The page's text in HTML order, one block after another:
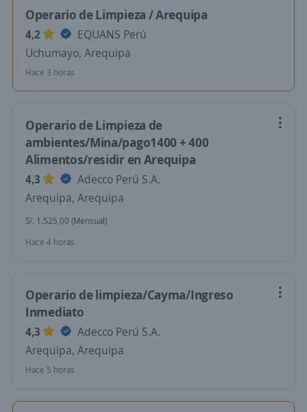
Operario de Limpieza / Arequipa
4,2
EQUANS Perú
Uchumayo, Arequipa
Hace 3 horas
Operario de Limpieza de
ambientes/Mina/pago1400 + 400
Alimentos/residir en Arequipa
4,3
Adecco Perú S.A.
Arequipa, Arequipa
S/. 1.525,00 (Mensual)
Hace 4 horas
Operario de limpieza/Cayma/Ingreso
Inmediato
4,3
Adecco Perú S.A.
Arequipa, Arequipa
Hace 5 horas